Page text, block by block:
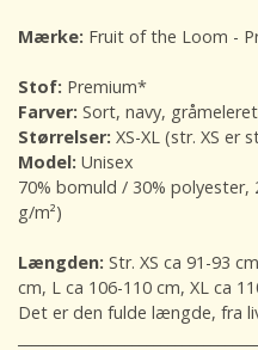
Mærke: Fruit of the Loom -
Stof: Premium*
Farver: Sort, navy, gråmeleret
Størrelser: XS-XL (str. XS er
Model: Unisex
70% bomuld / 30% polyester,
g/m²)
Længden: Str. XS ca 91-93
cm, L ca 106-110 cm, XL ca
Det er den fulde længde, fra